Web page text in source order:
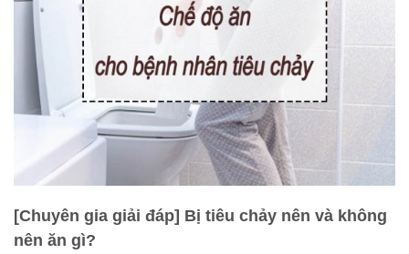
[Chuyên gia giải đáp] Bị tiêu chảy nên và không
nên ăn gì?